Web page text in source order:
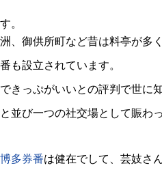
。
、御供所町など昔は料亭が多
も設立されています。
きっぷがいいとの評判で世に
並び一つの社交場として賑わ
博多券番は健在でして、芸妓さ